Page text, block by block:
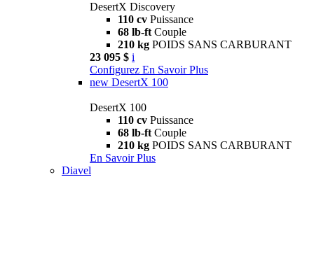
DesertX Discovery
110 cv Puissance
68 lb-ft Couple
210 kg POIDS SANS CARBURANT
23 095 $ i
Configurez En Savoir Plus
new DesertX 100
DesertX 100
110 cv Puissance
68 lb-ft Couple
210 kg POIDS SANS CARBURANT
En Savoir Plus
Diavel